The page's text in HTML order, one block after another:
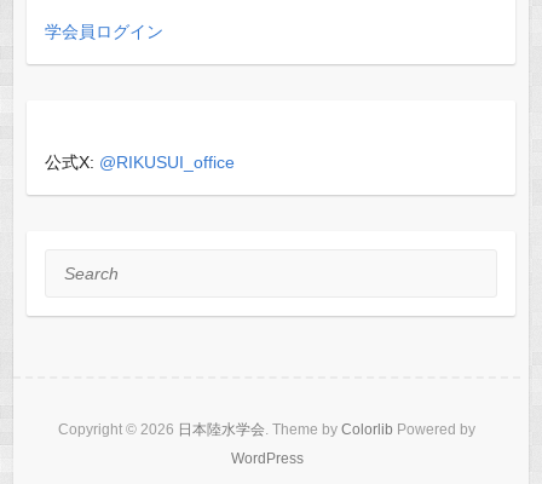
学会員ログイン
公式X: @RIKUSUI_office
Search
Copyright © 2026 日本陸水学会 . Theme byColorlib Powered by
WordPress